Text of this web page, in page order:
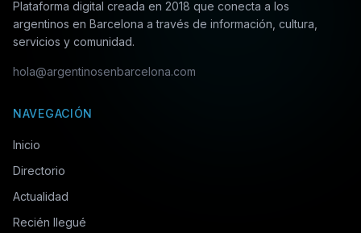
Plataforma digital creada en 2018 que conecta a los
argentinos en Barcelona a través de información, cultura,
servicios y comunidad.
hola@argentinosenbarcelona.com
NAVEGACIÓN
Inicio
Directorio
Actualidad
Recién llegué